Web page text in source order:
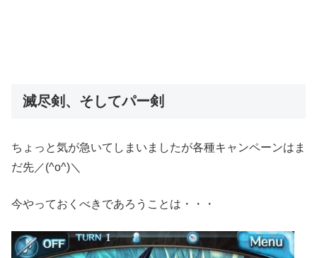
滅尽剣、そしてパー剣
ちょっと気が急いてしまいましたが各種キャンペーンはま
だ先／(^o^)＼
今やっておくべきであろうことは・・・